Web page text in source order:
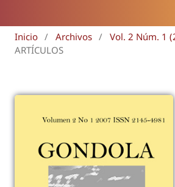
Inicio / Archivos / Vol. 2 Núm. 1
ARTÍCULOS